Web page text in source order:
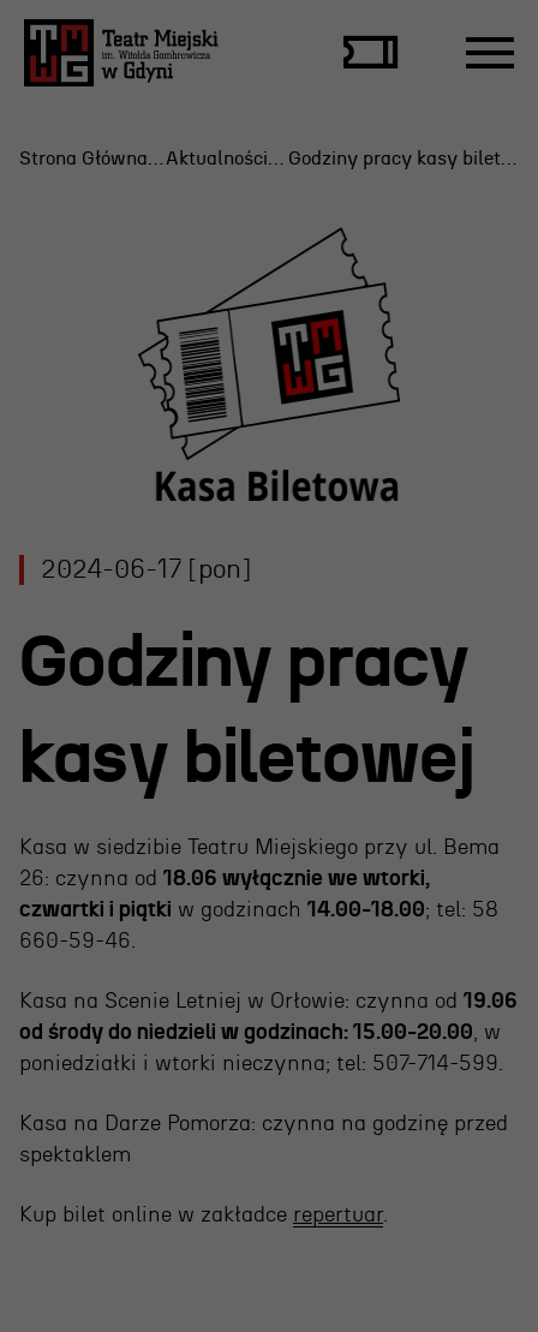
Scena Letnia
Aktualne spektakle
Archiwum spektakli
Gdyńska Nagroda Dramaturgiczna
Konkurs im. Andrzeja
Żurowskiego
Teatr
Historia teatru
Zespół artystyczny
Dostępny Teatr Miejski
Wynajem scen i spektakli
Spektakle wyjazdowe
Kontakt & Zespół
2024-06-17 [pon]
Godziny pracy
kasy biletowej
Kasa w siedzibie Teatru Miejskiego przy ul. Bema
26: czynna od 18.06 wyłącznie we wtorki,
czwartki i piątki w godzinach 14.00-18.00; tel: 58
660-59-46.
Kasa na Scenie Letniej w Orłowie: czynna od 19.06
od środy do niedzieli w godzinach: 15.00-20.00, w
poniedziałki i wtorki nieczynna; tel: 507-714-599.
Kasa na Darze Pomorza: czynna na godzinę przed
spektaklem
Kup bilet online w zakładce repertuar.